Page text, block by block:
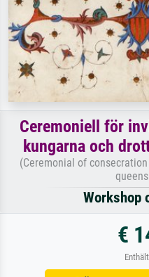
Ceremoniell för
kungarna och
(Ceremonial of
Workshop
€